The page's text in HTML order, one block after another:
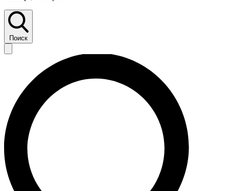
Поиск